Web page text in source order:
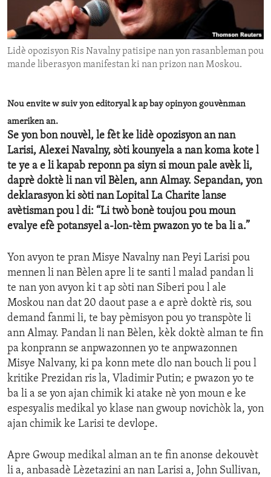
ENVIRONMENT AND HEALTH
IDEALS AND INSTITUTIONS
Lidè opozisyon Ris Navalny patisipe nan yon rasanbleman pou
mande liberasyon manifestan ki nan prizon nan Moskou.
Nou envite w suiv yon editoryal k ap bay opinyon gouvènman
ameriken an.
Se yon bon nouvèl, le fèt ke lidè opozisyon an nan
Larisi, Alexei Navalny, sòti kounyela a nan koma kote l
te ye a e li kapab reponn pa siyn si moun pale avèk li,
daprè doktè li nan vil Bèlen, ann Almay. Sepandan, yon
deklarasyon ki sòti nan Lopital La Charite lanse
avètisman pou l di: “Li twò bonè toujou pou moun
evalye efè potansyel a-lon-tèm pwazon yo te ba li a.”
Yon avyon te pran Misye Navalny nan Peyi Larisi pou
mennen li nan Bèlen apre li te santi l malad pandan li
te nan yon avyon ki t ap sòti nan Siberi pou l ale
Moskou nan dat 20 daout pase a e aprè doktè ris, sou
demand fanmi li, te bay pèmisyon pou yo transpòte li
ann Almay. Pandan li nan Bèlen, kèk doktè alman te fin
pa konprann se anpwazonnen yo te anpwazonnen
Misye Nalvany, ki pa konn mete dlo nan bouch li pou l
kritike Prezidan ris la, Vladimir Putin; e pwazon yo te
ba li a se yon ajan chimik ki atake nè yon moun e ke
espesyalis medikal yo klase nan gwoup novichòk la, yon
ajan chimik ke Larisi te devlope.
Apre Gwoup medikal alman an te fin anonse dekouvèt
li a, anbasadè Lèzetazini an nan Larisi a, John Sullivan,